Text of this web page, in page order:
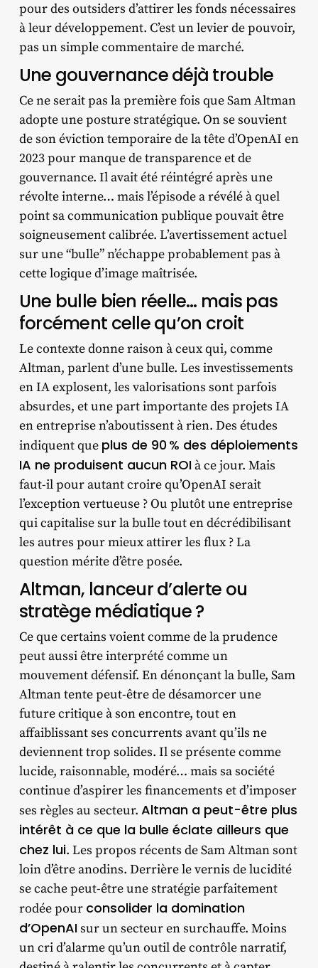
pour des outsiders d’attirer les fonds nécessaires
à leur développement. C’est un levier de pouvoir,
pas un simple commentaire de marché.
Une gouvernance déjà trouble
Ce ne serait pas la première fois que Sam Altman
adopte une posture stratégique. On se souvient
de son éviction temporaire de la tête d’OpenAI en
2023 pour manque de transparence et de
gouvernance. Il avait été réintégré après une
révolte interne… mais l’épisode a révélé à quel
point sa communication publique pouvait être
soigneusement calibrée. L’avertissement actuel
sur une “bulle” n’échappe probablement pas à
cette logique d’image maîtrisée.
Une bulle bien réelle… mais pas
forcément celle qu’on croit
Le contexte donne raison à ceux qui, comme
Altman, parlent d’une bulle. Les investissements
en IA explosent, les valorisations sont parfois
absurdes, et une part importante des projets IA
en entreprise n’aboutissent à rien. Des études
indiquent que plus de 90 % des déploiements
IA ne produisent aucun ROIà ce jour. Mais
faut-il pour autant croire qu’OpenAI serait
l’exception vertueuse ? Ou plutôt une entreprise
qui capitalise sur la bulle tout en décrédibilisant
les autres pour mieux attirer les flux ? La
question mérite d’être posée.
Altman, lanceur d’alerte ou
stratège médiatique ?
Ce que certains voient comme de la prudence
peut aussi être interprété comme un
mouvement défensif. En dénonçant la bulle, Sam
Altman tente peut-être de désamorcer une
future critique à son encontre, tout en
affaiblissant ses concurrents avant qu’ils ne
deviennent trop solides. Il se présente comme
lucide, raisonnable, modéré… mais sa société
continue d’aspirer les financements et d’imposer
ses règles au secteur. Altman a peut-être plus
intérêt à ce que la bulle éclate ailleurs que
chez lui. Les propos récents de Sam Altman sont
loin d’être anodins. Derrière le vernis de lucidité
se cache peut-être une stratégie parfaitement
rodée pour consolider la domination
d’OpenAIsur un secteur en surchauffe. Moins
un cri d’alarme qu’un outil de contrôle narratif,